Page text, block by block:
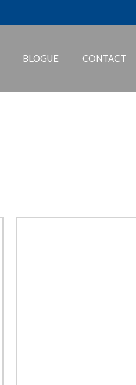
BLOGUE CONTACT